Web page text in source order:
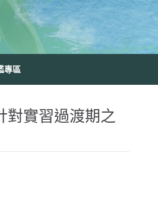
專區
對實習過渡期之